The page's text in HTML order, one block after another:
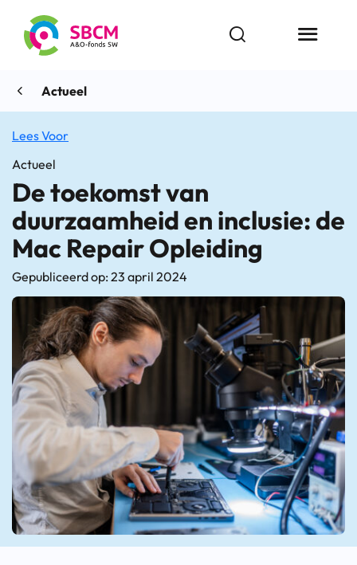
inhoud
Open zoekbalk
Menu
Actueel
Lees Voor
Actueel
De toekomst van
duurzaamheid en inclusie: de
Mac Repair Opleiding
Gepubliceerd op: 23 april 2024